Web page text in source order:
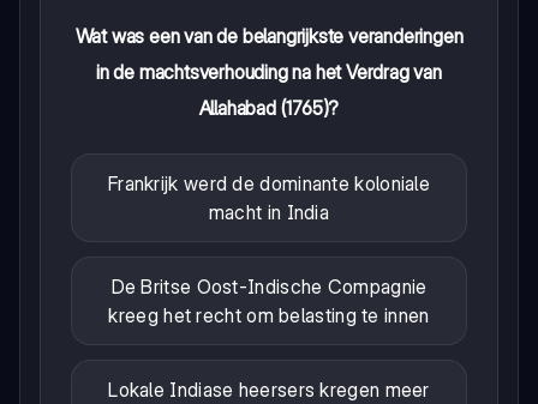
Wat was een van de belangrijkste veranderingen
in de machtsverhouding na het Verdrag van
Allahabad (1765)?
Frankrijk werd de dominante koloniale
macht in India
De Britse Oost-Indische Compagnie
kreeg het recht om belasting te innen
Lokale Indiase heersers kregen meer